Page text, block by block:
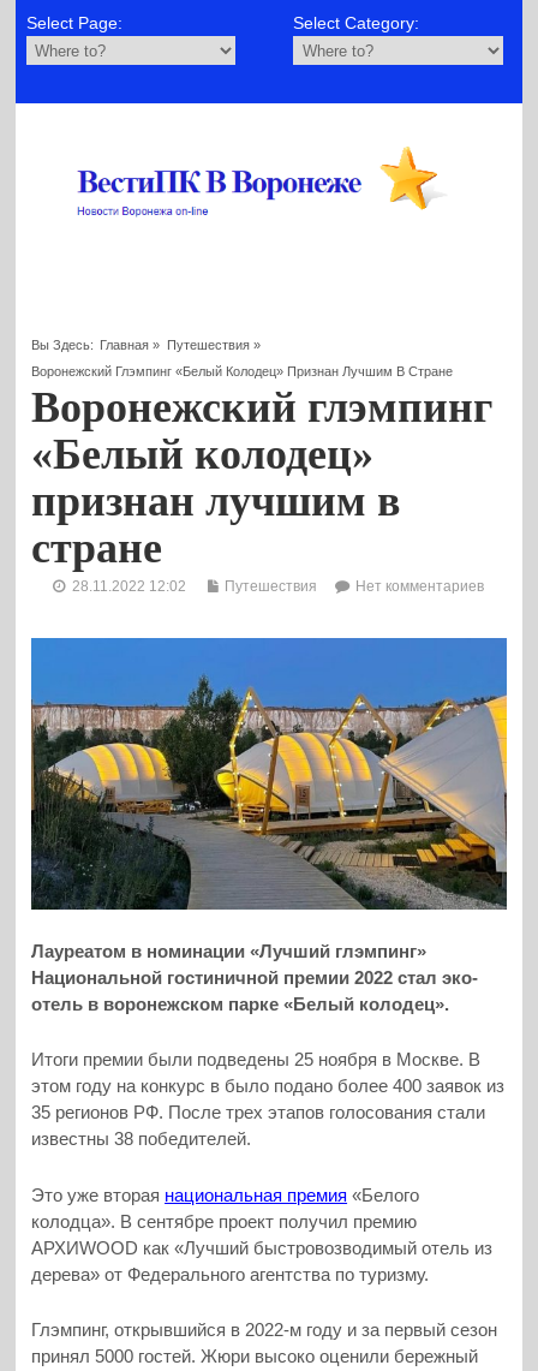
Select Page: Select Category:
Вы Здесь: Главная » Путешествия»
Воронежский Глэмпинг «Белый Колодец» Признан Лучшим В Стране
Воронежский глэмпинг
«Белый колодец»
признан лучшим в
стране
28.11.2022 12:02 Путешествия Нет комментариев
Лауреатом в номинации «Лучший глэмпинг»
Национальной гостиничной премии 2022 стал эко-
отель в воронежском парке «Белый колодец».
Итоги премии были подведены 25 ноября в Москве. В
этом году на конкурс в было подано более 400 заявок из
35 регионов РФ. После трех этапов голосования стали
известны 38 победителей.
Это уже вторая национальная премия «Белого
колодца». В сентябре проект получил премию
АРХИWOOD как «Лучший быстровозводимый отель из
дерева» от Федерального агентства по туризму.
Глэмпинг, открывшийся в 2022-м году и за первый сезон
принял 5000 гостей. Жюри высоко оценили бережный